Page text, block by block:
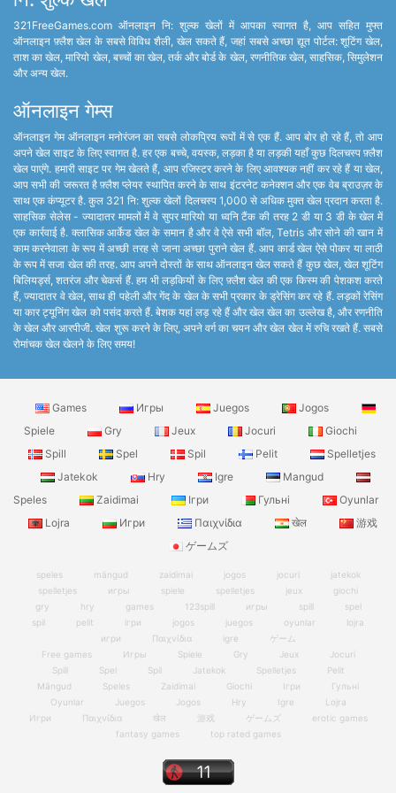
321FreeGames.com ऑनलाइन नि: शुल्क खेलों में आपका स्वागत है, आप सहित मुफ्त
ऑनलाइन फ़्लैश खेल के सबसे विविध शैली, खेल सकते हैं, जहां सबसे अच्छा द्यूत पोर्टल: शूटिंग खेल,
ताश का खेल, मारियो खेल, बच्चों का खेल, तर्क और बोर्ड के खेल, रणनीतिक खेल, साहसिक, सिमुलेशन
और अन्य खेल.
ऑनलाइन गेम्स
ऑनलाइन गेम ऑनलाइन मनोरंजन का सबसे लोकप्रिय रूपों में से एक हैं. आप बोर हो रहे हैं, तो आप
अपने खेल साइट के लिए स्वागत है. हर एक बच्चे, वयस्क, लड़का है या लड़की यहाँ कुछ दिलचस्प फ़्लैश
खेल पाएंगे. हमारी साइट पर गेम खेलते हैं, आप रजिस्टर करने के लिए आवश्यक नहीं कर रहे हैं या खेल,
आप सभी की जरूरत है फ़्लैश प्लेयर स्थापित करने के साथ इंटरनेट कनेक्शन और एक वेब ब्राउज़र के
साथ एक कंप्यूटर है. कुल 321 नि: शुल्क खेलों दिलचस्प 1,000 से अधिक मुक्त खेल प्रदान करता है.
साहसिक सेलेस - ज्यादातर मामलों में वे सुपर मारियो या ध्वनि टैंक की तरह 2 डी या 3 डी के खेल में
एक कार्रवाई है. क्लासिक आर्केड खेल के समान है और वे ऐसे सभी बॉल, Tetris और सोने की खान में
काम करनेवाला के रूप में अच्छी तरह से जाना अच्छा पुराने खेल हैं. आप कार्ड खेल ऐसे पोकर या लाठी
के रूप में सजा खेल की तरह. आप अपने दोस्तों के साथ ऑनलाइन खेल सकते हैं कुछ खेल, खेल शूटिंग
बिलियर्ड्स, शतरंज और चेकर्स हैं. हम भी लड़कियों के लिए फ़्लैश खेल की एक किस्म की पेशकश करते
हैं, ज्यादातर वे खेल, साथ ही पहेली और गेंद के खेल के सभी प्रकार के ड्रेसिंग कर रहे हैं. लड़कों रेसिंग
या कार ट्यूनिंग खेल को पसंद करते हैं. बेशक यहां लड़ रहे हैं और खेल खेल का उल्लेख है, और रणनीति
के खेल और आरपीजी. खेल शुरू करने के लिए, अपने वर्ग का चयन और खेल खेल में रुचि रखते हैं. सबसे
रोमांचक खेल खेलने के लिए समय!
Games Игры Juegos
Jogos
Spiele
Gry Jeux Jocuri
Giochi
Spill
Spel Spil Pelit
Spelletjes
Jatekok
Hry Igre
Mangud
Speles
Zaidimai Ігри Гульні
Oyunlar
Lojra
Игри Παιχνίδια खेल
游戏
ゲームズ
speles mängud zaidimai jogos jocuri
jatekok
spelletjes
игры spiele spelletjes jeux
giochi
gry
hry games 123spill игры spill
spel
spil
pelit ігри jogos juegos oyunlar
lojra
игри
Παιχνίδια igre
ゲーム
Free games
Игры Spiele Gry Jeux
Jocuri
Spill
Spel Spil Jatekok Spelletjes
Pelit
Mängud
Speles Zaidimai Giochi Ігри
Гульні
Oyunlar
Juegos Jogos Hry Igre
Lojra
Игри
Παιχνίδια खेल 游戏 ゲームズ
erotic games
fantasy games
top rated games